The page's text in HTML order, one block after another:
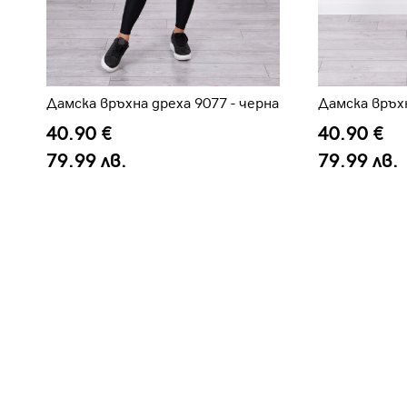
Дамска връхна дреха 9077 - черна
40.90 €
79.99 лв.
Дамска
40.90 €
79.99 лв.